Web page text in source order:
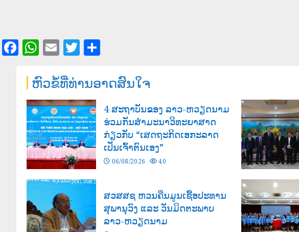
Facebook
WhatsApp
EmailTwitter
ຫົວຂໍ້ທີ່ທ່ານອາດສົນໃຈ
4 ສະຖາບັນຂອງ ລາວ-ຫວຽດນາມ
ຮ່ວມກັນສໍາມະນາວິທະຍາສາດ
ກ່ຽວກັບ “ເສດຖະກິດເອກະລາດ
ເປັນເຈົ້າຕົນເອງ”
06/08/2026 40
ສວສສຊ ຫວນຄືນມູນເຊື້ອປະທານ
ສຸພານຸວົງ ແລະ ວັນມິດຕະພາບ
ລາວ-ຫວຽດນາມ